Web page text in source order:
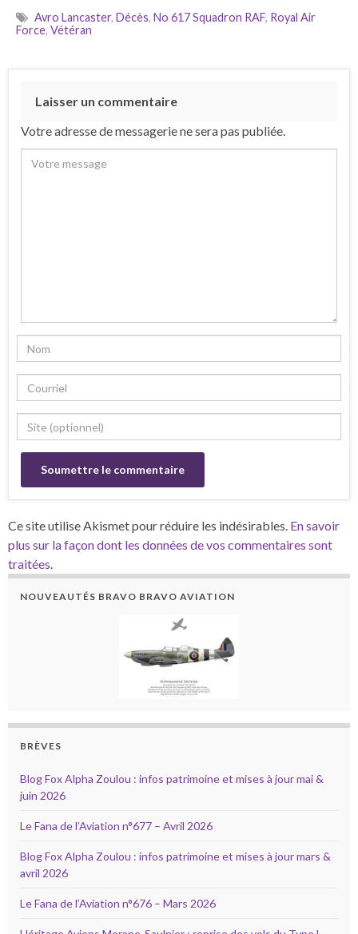
Avro Lancaster, Décès, No 617 Squadron RAF, Royal Air
Force, Vétéran
Laisser un commentaire
Votre adresse de messagerie ne sera pas publiée.
Ce site utilise Akismet pour réduire les indésirables. En savoir
plus sur la façon dont les données de vos commentaires sont
traitées.
NOUVEAUTÉS BRAVO BRAVO AVIATION
BRÈVES
Blog Fox Alpha Zoulou : infos patrimoine et mises à jour mai &
juin 2026
Le Fana de l’Aviation n°677 – Avril 2026
Blog Fox Alpha Zoulou : infos patrimoine et mises à jour mars &
avril 2026
Le Fana de l’Aviation n°676 – Mars 2026